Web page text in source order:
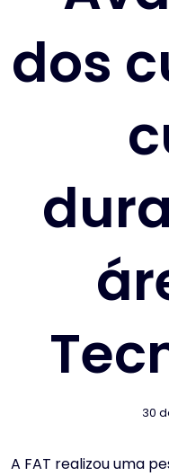
dos
30
A FAT realizou uma